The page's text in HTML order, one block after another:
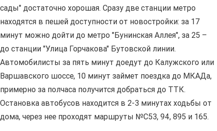
сады" достаточно хорошая. Сразу две станции метро
находятся в пешей доступности от новостройки: за 17
минут можно дойти до метро "Бунинская Аллея", за 25 –
до станции "Улица Горчакова" Бутовской линии.
Автомобилисты за пять минут доедут до Калужского или
Варшавского шоссе, 10 минут займет поездка до МКАДа,
примерно за полчаса получится добраться до ТТК.
Остановка автобусов находится в 2-3 минутах ходьбы от
дома, через нее проходят маршруты №С53, 94, 895 и 165.